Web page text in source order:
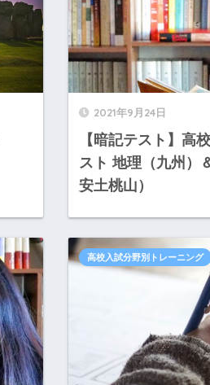
2021年9月24日
【暗記テスト】高
スト 地理（九州）
安土桃山）
高校入試分野別トレーニング